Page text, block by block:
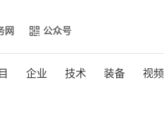
网 公众号
企业 技术 装备 视频